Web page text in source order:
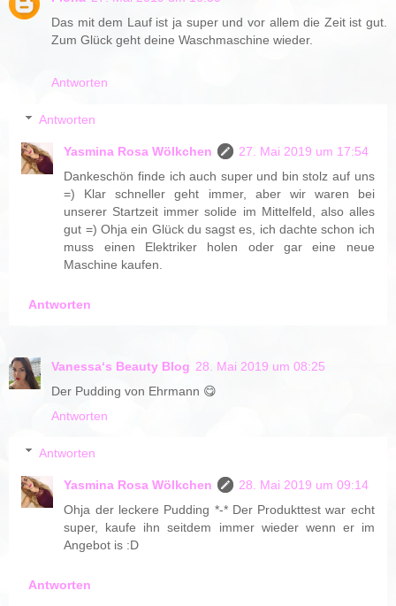
Das mit dem Lauf ist ja super und vor allem die Zeit ist gut.
Zum Glück geht deine Waschmaschine wieder.
Antworten
Antworten
Yasmina Rosa Wölkchen
27. Mai 2019 um 17:54
Dankeschön finde ich auch super und bin stolz auf uns
=) Klar schneller geht immer, aber wir waren bei
unserer Startzeit immer solide im Mittelfeld, also alles
gut =) Ohja ein Glück du sagst es, ich dachte schon ich
muss einen Elektriker holen oder gar eine neue
Maschine kaufen.
Antworten
Vanessa‘s Beauty Blog 28. Mai 2019 um 08:25
Der Pudding von Ehrmann 😋
Antworten
Antworten
Yasmina Rosa Wölkchen
28. Mai 2019 um 09:14
Ohja der leckere Pudding *-* Der Produkttest war echt
super, kaufe ihn seitdem immer wieder wenn er im
Angebot is :D
Antworten